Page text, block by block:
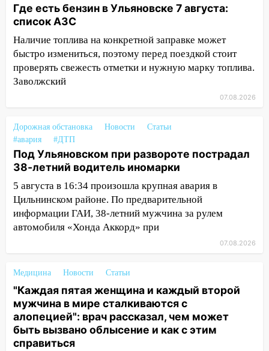
11:20 Ульяновская шахматистка
Валерия Клейменова выиграла два
золота в составе сборной мира
11:16 В Ульяновске открыли памятную
доску декабристу Кондратию Рылееву
В Ульяновске спасатели ночью
садах 79-летнего мужчину
10:26
На нескольких улицах Ульяновска
временно отключили холодную воду
10:14 В Ульяновске двоих участников
коррупционной схемы при ЦГКБ
отправили в колонию на 7 и 8 лет
09:52 Ночью беспилотники сбили над
соседними Татарстаном и Саратовской
09:41
Диана Шурыгина уверовала в
Бога в СИЗО
09:35
В Ульяновске директора фирмы
будут судить за неуплату налогов на 48
млн рублей
Где есть бензин в Ульяновске 7 августа:
список АЗС
Наличие топлива на конкретной заправке может
быстро измениться, поэтому перед поездкой стоит
проверять свежесть отметки и нужную марку топлива.
Заволжский
07.08.2026
Дорожная обстановка Новости
Статьи
#авария
#ДТП
Под Ульяновском при развороте пострадал
38-летний водитель иномарки
5 августа в 16:34 произошла крупная авария в
Цильнинском районе. По предварительной
информации ГАИ, 38-летний мужчина за рулем
автомобиля «Хонда Аккорд» при
07.08.2026
Медицина Новости Статьи
"Каждая пятая женщина и каждый второй
мужчина в мире сталкиваются с
алопецией": врач рассказал, чем может
быть вызвано облысение и как с этим
справиться